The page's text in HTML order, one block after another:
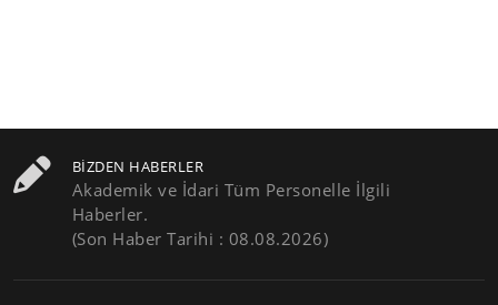
BIZDEN HABERLER
Akademik ve İdari Tüm Personelle İlgili
Haberler.
(Son Haber Tarihi : 08.08.2026)